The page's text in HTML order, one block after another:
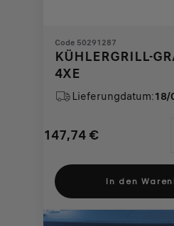
Code 50291287
KÜHLERGRILL-
4XE
Lieferungdatum:18/
147,74 €
Price
147,74
€
Quantity
updated
1
In den